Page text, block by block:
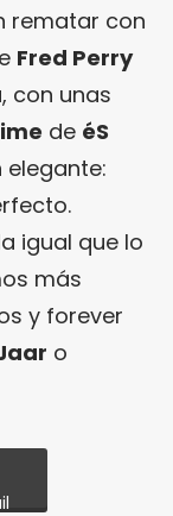
rematar con
Fred Perry
con unas
de éS
elegante:
igual que lo
más
y forever
o